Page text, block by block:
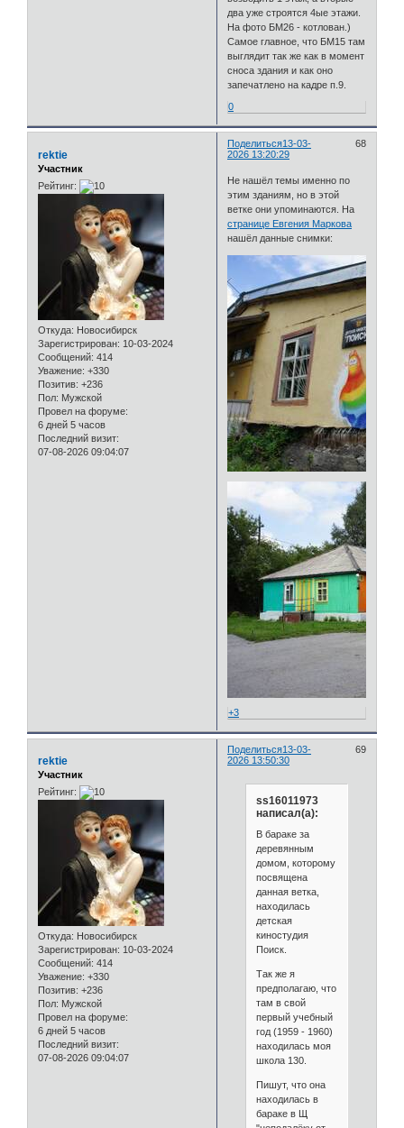
два уже строятся 4ые этажи.
На фото БМ26 - котлован.)
Самое главное, что БМ15 там
выглядит так же как в момент
сноса здания и как оно
запечатлено на кадре п.9.
0
Поделиться 68
13-03-
2026 13:20:29
rektie
Участник
Рейтинг:
Откуда: Новосибирск
Зарегистрирован: 10-03-2024
Сообщений: 414
Уважение: +330
Позитив: +236
Пол: Мужской
Провел на форуме:
6 дней 5 часов
Последний визит:
07-08-2026 09:04:07
Не нашёл темы именно по
этим зданиям, но в этой
ветке они упоминаются. На
странице Евгения Маркова
нашёл данные снимки:
+3
Поделиться 69
13-03-
2026 13:50:30
rektie
Участник
Рейтинг:
Откуда: Новосибирск
Зарегистрирован: 10-03-2024
Сообщений: 414
Уважение: +330
Позитив: +236
Пол: Мужской
Провел на форуме:
6 дней 5 часов
Последний визит:
07-08-2026 09:04:07
ss16011973
написал(а):
В бараке за
деревянным
домом, которому
посвящена
данная ветка,
находилась
детская
киностудия
Поиск.
Так же я
предполагаю, что
там в свой
первый учебный
год (1959 - 1960)
находилась моя
школа 130.
Пишут, что она
находилась в
бараке в Щ